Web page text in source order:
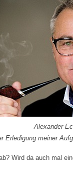
Alexander
Erledigung meiner
Wird da auch mal